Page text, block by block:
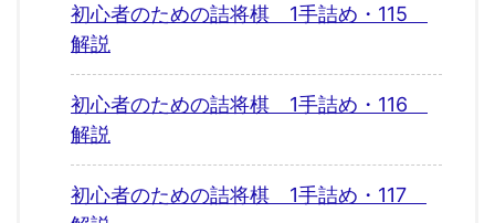
初心者のための詰将棋 1手詰め・115
解説
初心者のための詰将棋 1手詰め・116
解説
初心者のための詰将棋 1手詰め・117